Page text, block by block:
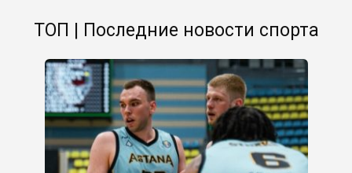
ТОП | Последние новости спорта